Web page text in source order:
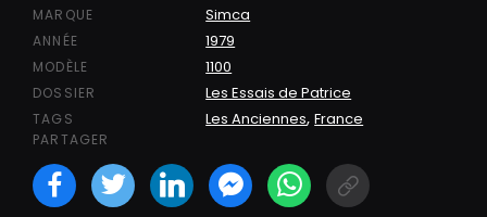
MARQUE Simca
ANNÉE 1979
MODÈLE 1100
DOSSIER Les Essais de Patrice
TAGS Les Anciennes,France
PARTAGER
Facebook
TwitterLinkedINFacebook
WhatsApp
Short link